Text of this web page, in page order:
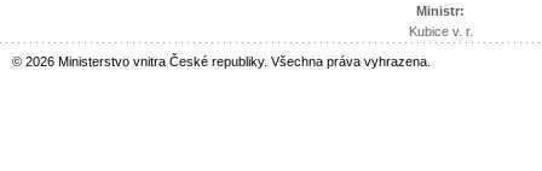
Ministr:
Kubice v. r.
© 2026 Ministerstvo vnitra České republiky. Všechna práva vyhrazena.